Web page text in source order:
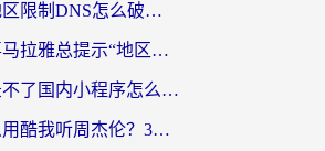
喜马拉雅地区限制DNS怎么破？海外党听国内音乐听书的终极解决方案
在海外听喜马拉雅总提示“地区限制”？3步轻松解除+听国内音乐全攻略
在国外登录不了国内小程序怎么办？选对回国加速器，轻松解锁国内资源
在美国怎么用酷我听周杰伦？3步搞定海外听歌难题